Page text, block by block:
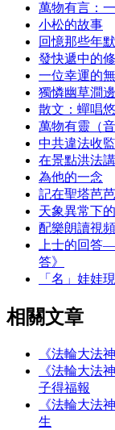
萬物有言：
小松的故事
回憶那些年
發快遞中的
一位幸運的
獨憐幽草澗
散文：蟬唱
萬物有靈（
中共違法收
在景點洪法
為他的一念
記在聖塔芭
天象異常下
配樂朗讀視
上士的回答
答》
「名」娃娃
相關文章
《法輪大法
《法輪大法
子得福報
《法輪大法
生